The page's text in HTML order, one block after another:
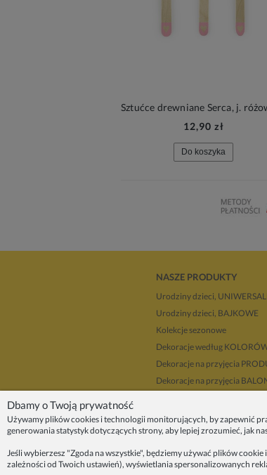
12,90 zł
Do koszyka
NASZE PRODUKTY
Urodziny dzieci,
Urodziny dzieci, BAJKOWE
Kolekcje sezonowe
Dekoracje według
Dekoracje na przyjęcia
Dekoracje na przyjęcia
Upominki i prezenty
Dekoracje balonowe
Zleć organizację przyjęcia
Dbamy o Twoją prywatność
Używamy plików cookies i technologii monitorujących, by zapewnić
generowania statystyk dotyczących strony, aby lepiej zrozumieć, jak
Jeśli wybierzesz "Zgoda na wszystkie", będziemy używać plików
zależności od Twoich ustawień), wyświetlania spersonalizowanych